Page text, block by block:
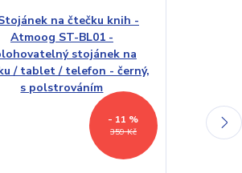
359 Kč
- 11 %